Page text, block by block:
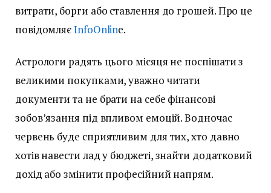
витрати, борги або ставлення до грошей. Про це
повідомляєInfoOnline.
Астрологи радять цього місяця не поспішати з
великими покупками, уважно читати
документи та не брати на себе фінансові
зобов’язання під впливом емоцій. Водночас
червень буде сприятливим для тих, хто давно
хотів навести лад у бюджеті, знайти додатковий
дохід або змінити професійний напрям.